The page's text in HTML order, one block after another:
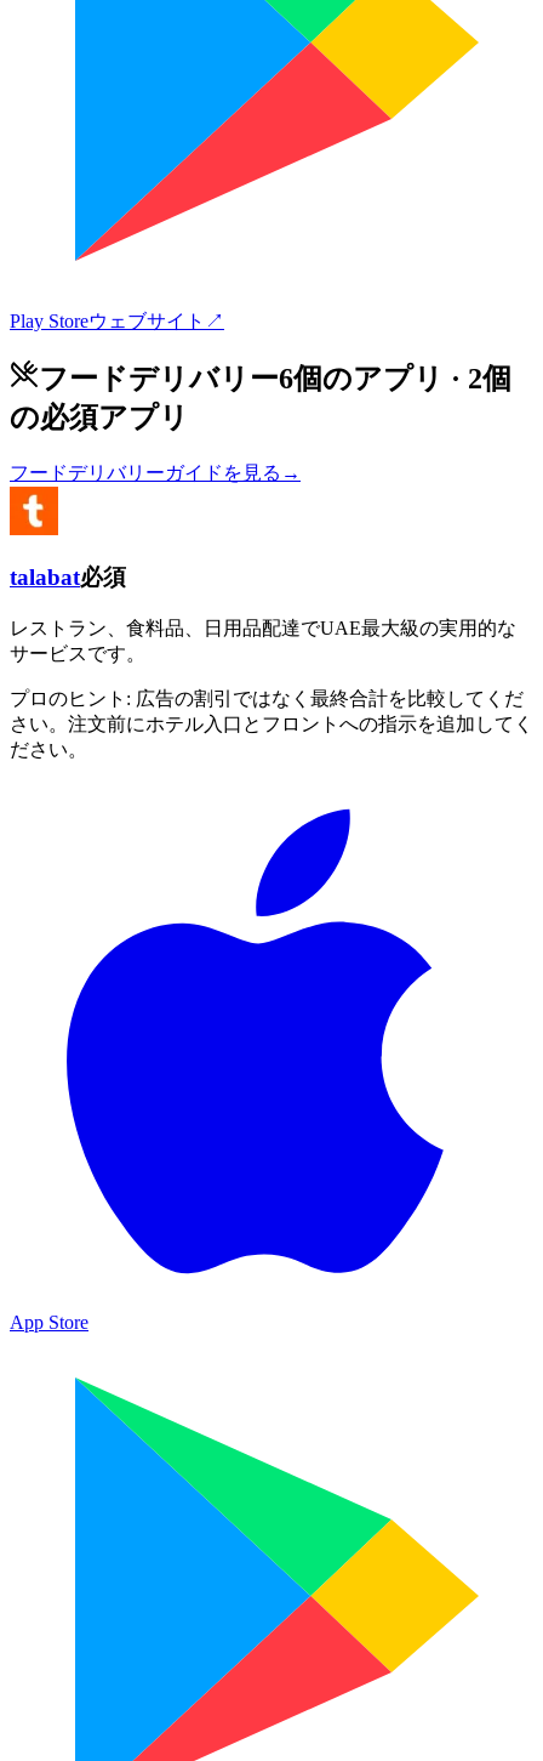
Play Storeウェブサイト ↗
フードデリバリー6個のアプリ · 2個
の必須アプリ
フードデリバリーガイドを見る →
talabat必須
レストラン、食料品、日用品配達でUAE最大級の実用的な
サービスです。
プロのヒント: 広告の割引ではなく最終合計を比較してくだ
さい。注文前にホテル入口とフロントへの指示を追加してく
ださい。
App Store